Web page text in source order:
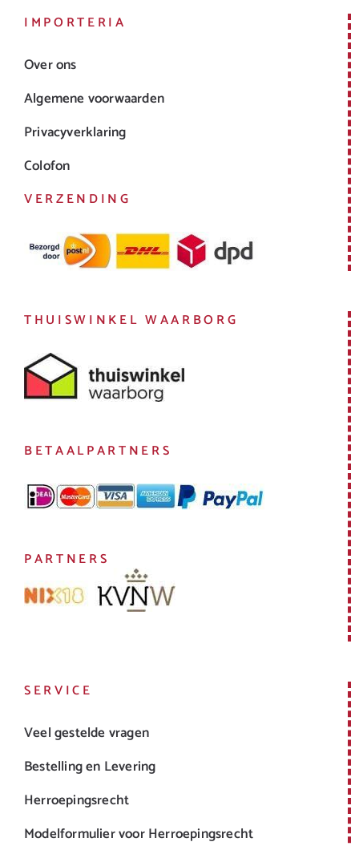
IMPORTERIA
Over ons
Algemene voorwaarden
Privacyverklaring
Colofon
VERZENDING
THUISWINKEL WAARBORG
BETAALPARTNERS
PARTNERS
SERVICE
Veel gestelde vragen
Bestelling en Levering
Herroepingsrecht
Modelformulier voor Herroepingsrecht